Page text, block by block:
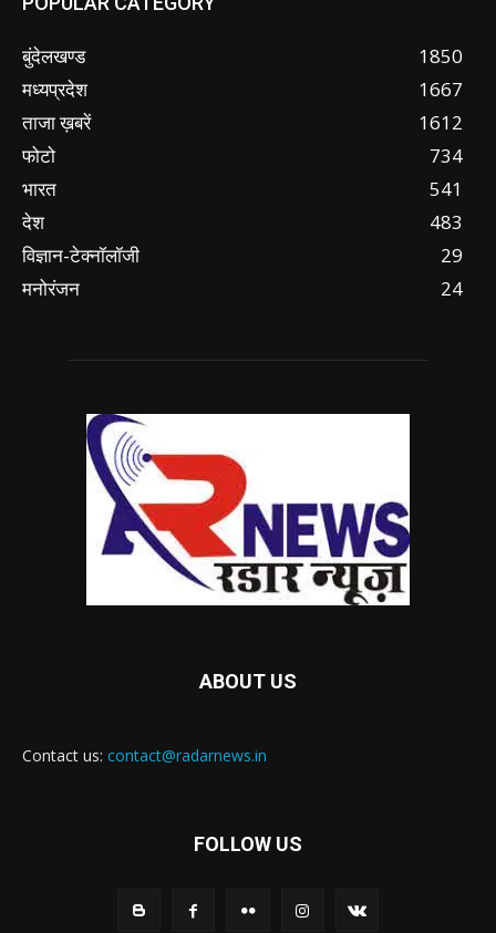
बुंदेलखण्ड
1850
मध्यप्रदेश
1667
ताजा ख़बरें
1612
फोटो
734
भारत
541
देश
483
विज्ञान-टेक्नॉलॉजी
29
मनोरंजन
24
ABOUT US
Contact us: contact@radarnews.in
FOLLOW US